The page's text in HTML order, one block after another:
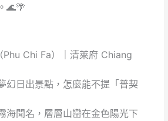
🌊🌴
Chi Fa）｜清萊府 Chiang
幻日出景點，怎麼能不提「普契
海聞名，層層山巒在金色陽光下